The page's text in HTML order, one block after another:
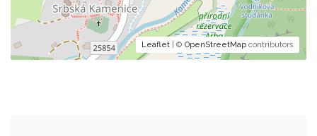
Leaflet | © OpenStreetMap contributors